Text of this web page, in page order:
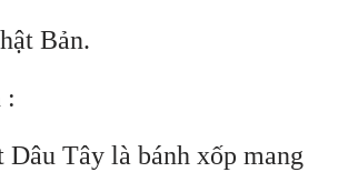
Bản.
:
Tây là bánh xốp mang